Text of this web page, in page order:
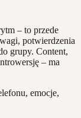
– to przede
potwierdzenia
grupy. Content,
– ma